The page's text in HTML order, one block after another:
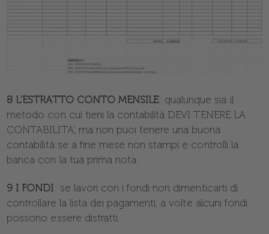
8 L’ESTRATTO CONTO MENSILE: qualunque sia il
metodo con cui tieni la contabilità DEVI TENERE LA
CONTABILITA’, ma non puoi tenere una buona
contabilità se a fine mese non stampi e controlli la
banca con la tua prima nota.
9 I FONDI: se lavori con i fondi non dimenticarti di
controllare la lista dei pagamenti, a volte alcuni fondi
possono essere distratti.